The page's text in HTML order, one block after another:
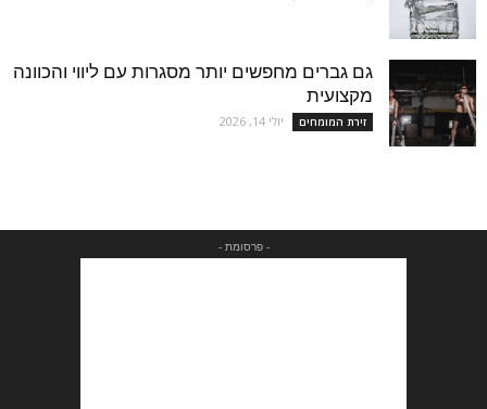
גם גברים מחפשים יותר מסגרות עם ליווי והכוונה
מקצועית
זירת המומחים יולי 14, 2026
- פרסומת -